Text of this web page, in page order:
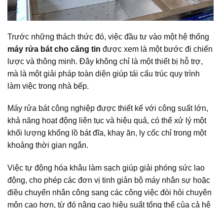
Trước những thách thức đó, việc đầu tư vào một hệ thống
máy rửa bát cho căng tin được xem là một bước đi chiến
lược và thông minh. Đây không chỉ là một thiết bị hỗ trợ,
mà là một giải pháp toàn diện giúp tái cấu trúc quy trình
làm việc trong nhà bếp.
Máy rửa bát công nghiệp được thiết kế với công suất lớn,
khả năng hoạt động liên tục và hiệu quả, có thể xử lý một
khối lượng khổng lồ bát đĩa, khay ăn, ly cốc chỉ trong một
khoảng thời gian ngắn.
Việc tự động hóa khâu làm sạch giúp giải phóng sức lao
động, cho phép các đơn vị tinh giản bộ máy nhân sự hoặc
điều chuyển nhân công sang các công việc đòi hỏi chuyên
môn cao hơn, từ đó nâng cao hiệu suất tổng thể của cả hệ